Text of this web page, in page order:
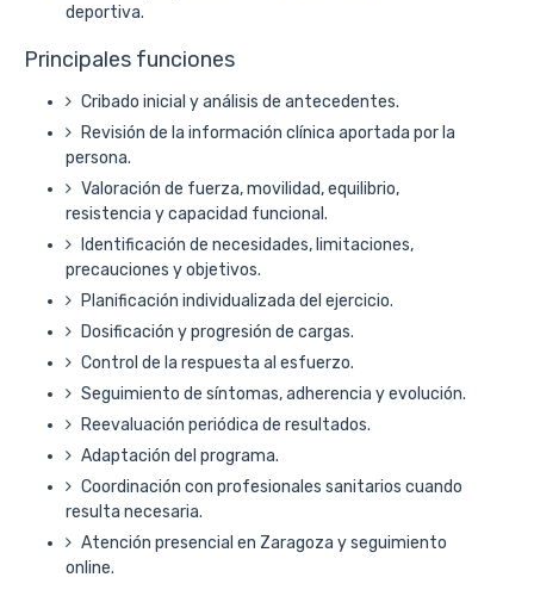
deportiva.
Principales funciones
Cribado inicial y análisis de antecedentes.
Revisión de la información clínica aportada por la
persona.
Valoración de fuerza, movilidad, equilibrio,
resistencia y capacidad funcional.
Identificación de necesidades, limitaciones,
precauciones y objetivos.
Planificación individualizada del ejercicio.
Dosificación y progresión de cargas.
Control de la respuesta al esfuerzo.
Seguimiento de síntomas, adherencia y evolución.
Reevaluación periódica de resultados.
Adaptación del programa.
Coordinación con profesionales sanitarios cuando
resulta necesaria.
Atención presencial en Zaragoza y seguimiento
online.